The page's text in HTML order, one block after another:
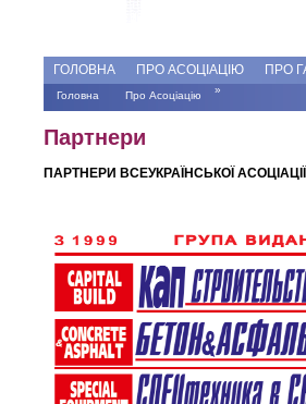
ГОЛОВНА ПРО АСОЦІАЦІЮ ПРО
Ви є тут
Головна »
Про Асоціацію
Партнери
ПАРТНЕРИ ВСЕУКРАЇНСЬКОЇ